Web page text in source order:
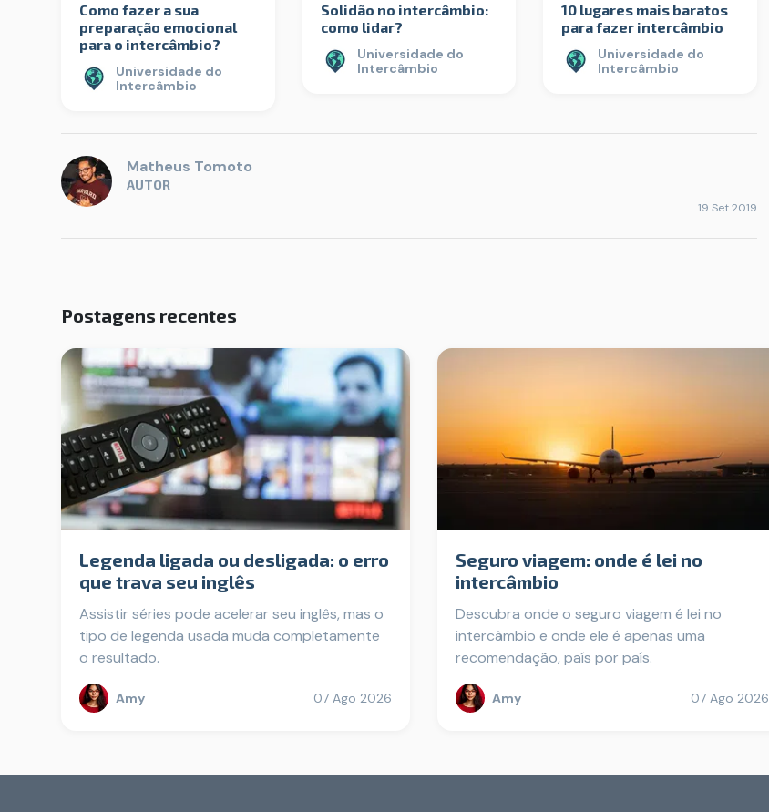
Como fazer a sua
preparação emocional
para o intercâmbio?
Universidade do
Intercâmbio
Solidão no intercâmbio:
como lidar?
Universidade do
Intercâmbio
10 lugares mais baratos
para fazer intercâmbio
Universidade do
Intercâmbio
Matheus Tomoto
AUTOR
19 Set 2019
Postagens recentes
Legenda ligada ou desligada: o erro
que trava seu inglês
Assistir séries pode acelerar seu inglês, mas o
tipo de legenda usada muda completamente
o resultado.
Amy 07 Ago 2026
Seguro viagem: onde é lei no
intercâmbio
Descubra onde o seguro viagem é lei no
intercâmbio e onde ele é apenas uma
recomendação, país por país.
Amy 07 Ago 2026